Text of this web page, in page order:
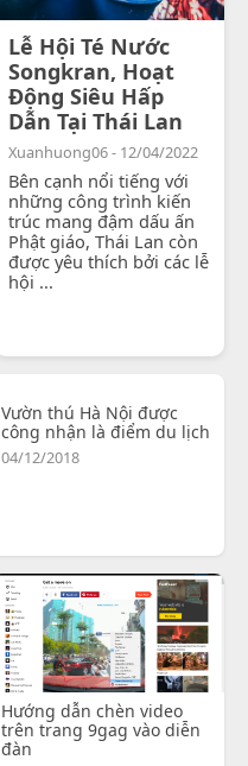
Lễ Hội Té Nước
Songkran, Hoạt
Động Siêu Hấp
Dẫn Tại Thái Lan
Xuanhuong06 - 12/04/2022
Bên cạnh nổi tiếng với
những công trình kiến
trúc mang đậm dấu ấn
Phật giáo, Thái Lan còn
được yêu thích bởi các lễ
hội ...
Vườn thú Hà Nội được
công nhận là điểm du lịch
04/12/2018
Hướng dẫn chèn video
trên trang 9gag vào diễn
đàn